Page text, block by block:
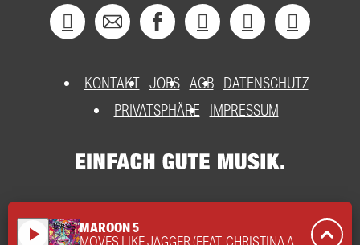
KONTAKT JOBS AGB DATENSCHUTZ
PRIVATSPHÄRE
IMPRESSUM
play_arrow MAROON 5